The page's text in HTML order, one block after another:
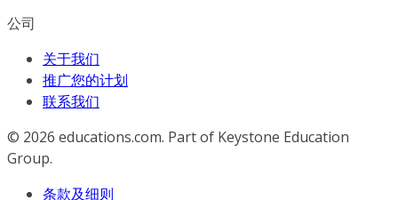
公司
关于我们
推广您的计划
联系我们
© 2026 educations.com. Part of Keystone Education
Group.
条款及细则